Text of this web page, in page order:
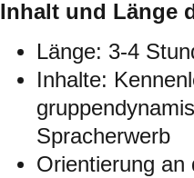
Inhalt und Länge
Länge: 3-4
Inhalte:
Spracherwerb
Orientierung an